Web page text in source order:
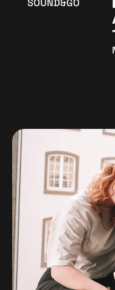
SOUND&GO